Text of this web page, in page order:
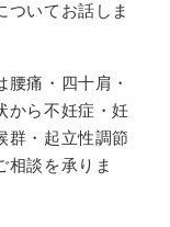
ついてお話しま
痛・四十肩・
から不妊症・妊
群・起立性調節
相談を承りま